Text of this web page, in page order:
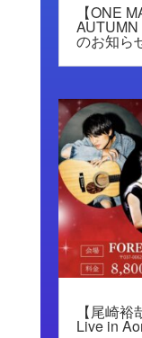
【ONE
のお知ら
【尾崎
Live in